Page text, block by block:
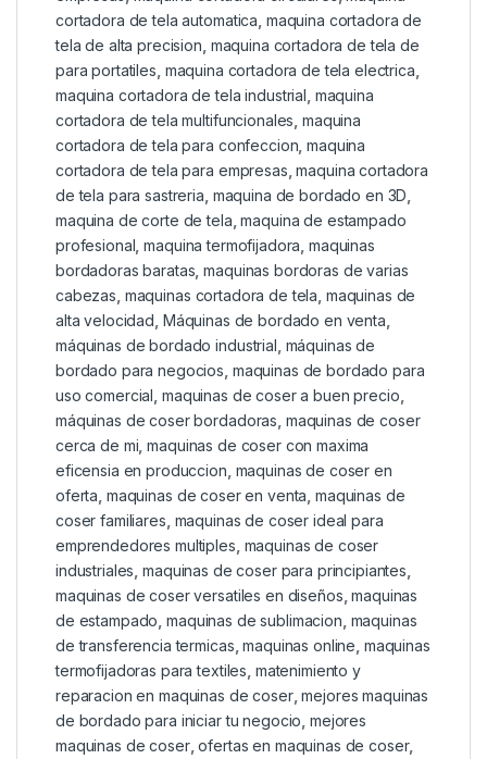
cortadora de tela automatica maquina cortadora de
tela de alta precision maquina cortadora de tela de
para portatiles maquina cortadora de tela electrica
maquina cortadora de tela industrial maquina
cortadora de tela multifuncionales maquina
cortadora de tela para confeccion ,maquina
cortadora de tela para empresas ,maquina cortadora
de tela para sastreria maquina de bordado en 3D
maquina de corte de tela ,maquina de estampado
profesional ,maquina termofijadora maquinas
bordadoras baratas ,maquinas bordoras de varias
cabezas maquinas cortadora de tela maquinas de
alta velocidad Máquinas de bordado en venta
máquinas de bordado industrial máquinas de
bordado para negocios maquinas de bordado para
uso comercial maquinas de coser a buen precio
máquinas de coser bordadoras maquinas de coser
cerca de mi ,maquinas de coser con maxima
eficensia en produccion maquinas de coser en
oferta maquinas de coser en venta ,maquinas de
coser familiares maquinas de coser ideal para
emprendedores multiples maquinas de coser
industriales ,maquinas de coser para principiantes
maquinas de coser versatiles en diseños ,maquinas
de estampado ,maquinas de sublimacion maquinas
de transferencia termicas ,maquinas online maquinas
termofijadoras para textiles matenimiento y
reparacion en maquinas de coser,mejores maquinas
de bordado para iniciar tu negocio mejores
maquinas de coser,ofertas en maquinas de coser,